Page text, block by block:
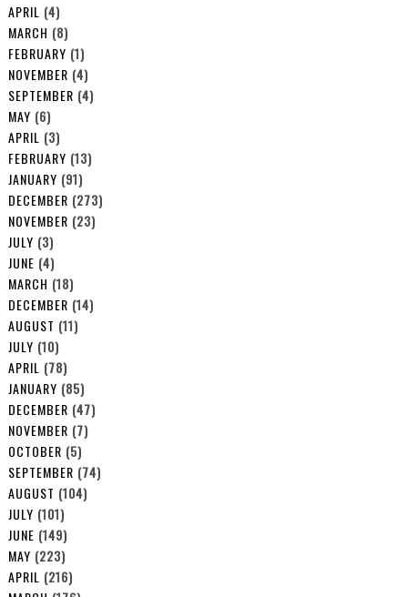
APRIL (4)
MARCH (8)
FEBRUARY (1)
NOVEMBER (4)
SEPTEMBER (4)
MAY (6)
APRIL (3)
FEBRUARY (13)
JANUARY (91)
DECEMBER (273)
NOVEMBER (23)
JULY (3)
JUNE (4)
MARCH (18)
DECEMBER (14)
AUGUST (11)
JULY (10)
APRIL (78)
JANUARY (85)
DECEMBER (47)
NOVEMBER (7)
OCTOBER (5)
SEPTEMBER (74)
AUGUST (104)
JULY (101)
JUNE (149)
MAY (223)
APRIL (216)